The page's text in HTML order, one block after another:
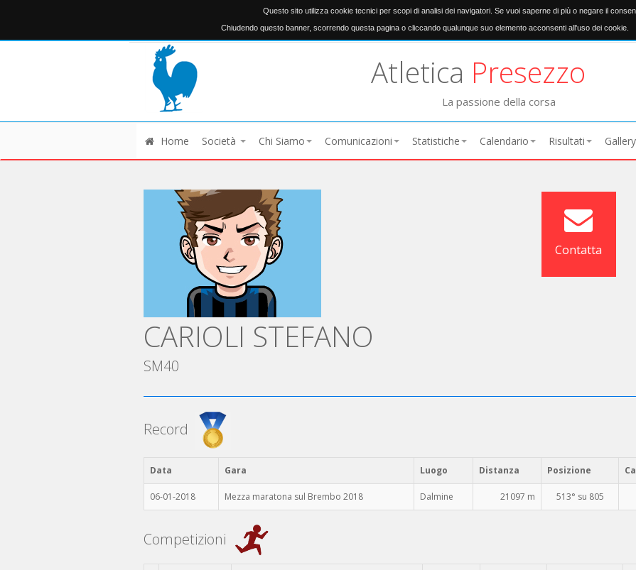
Questo sito utilizza cookie tecnici per scopi di analisi dei navigatori. Se vuoi saperne di più o negare il
Chiudendo questo banner, scorrendo questa pagina o cliccando qualunque suo elemento acconsenti all'uso dei cookie.
Atletica Presezzo
La passione della corsa
Home Società Chi Siamo Comunicazioni Statistiche Calendario Risultati Gallery
CARIOLI STEFANO
SM40
Contatta
Record
Data Gara Luogo Distanza Posizione
06-01-2018 Mezza maratona sul Brembo 2018 Dalmine 21097 m 513° su 805
Competizioni